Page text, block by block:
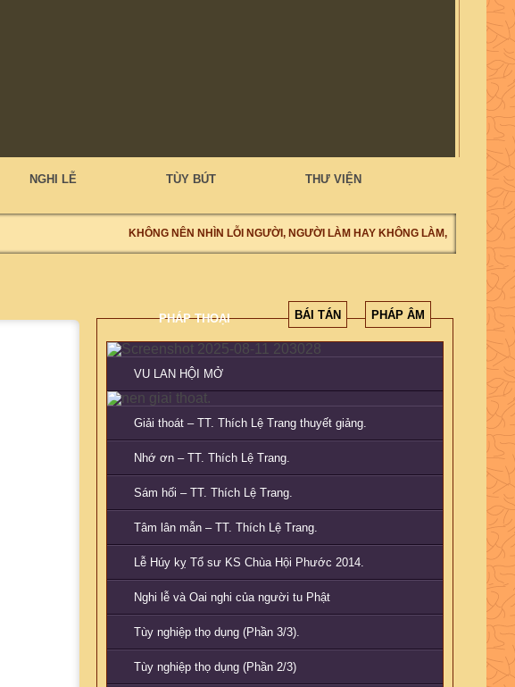
NGHI LỄ TÙY BÚT THƯ VIỆN
KHÔNG NÊN NHÌN LỖI NGƯỜI, NGƯỜI LÀM HAY KHÔNG LÀM, NÊN NHÌN
PHÁP THOẠI BÁI TÁN PHÁP ÂM
VU LAN HỘI MỞ
Giải thoát – TT. Thích Lệ Trang thuyết giảng.
Nhớ ơn – TT. Thích Lệ Trang.
Sám hối – TT. Thích Lệ Trang.
Tâm lân mẫn – TT. Thích Lệ Trang.
Lễ Húy kỵ Tổ sư KS Chùa Hội Phước 2014.
Nghi lễ và Oai nghi của người tu Phật
Tùy nghiệp thọ dụng (Phần 3/3).
Tùy nghiệp thọ dụng (Phần 2/3)